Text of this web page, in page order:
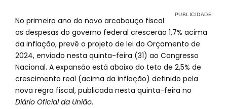
No primeiro ano do novo arcabouço fiscal
as despesas do governo federal crescerão 1,7% acima
da inflação, prevê o projeto de lei do Orçamento de
2024, enviado nesta quinta-feira (31) ao Congresso
Nacional. A expansão está abaixo do teto de 2,5% de
crescimento real (acima da inflação) definido pela
nova regra fiscal, publicada nesta quinta-feira no
Diário Oficial da União.